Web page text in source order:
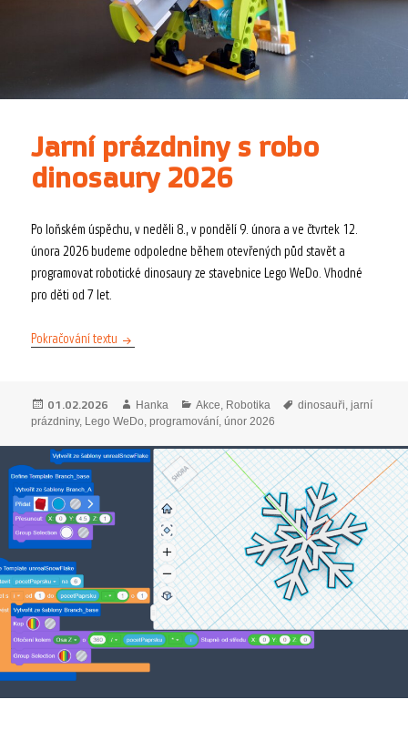
Jarní prázdniny s robo
dinosaury 2026
Po loňském úspěchu, v neděli 8., v pondělí 9. února a ve čtvrtek 12.
února 2026 budeme odpoledne během otevřených půd stavět a
programovat robotické dinosaury ze stavebnice Lego WeDo. Vhodné
pro děti od 7 let.
Pokračování textu Jarní prázdniny s robo dinosaury 2026
Publikováno:
01.02.2026 Autor:
Hanka Rubriky:
Akce, Robotika Štítky:
dinosauři,jarní
prázdniny, Lego WeDo,programování,únor 2026